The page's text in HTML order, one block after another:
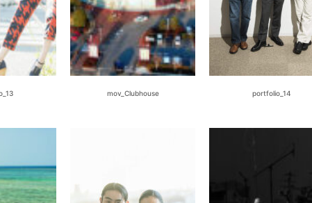
mov_Clubhouse portfolio_14